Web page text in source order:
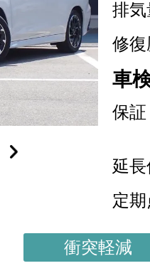
排気
修復
車
保証
延
定
衝突軽減